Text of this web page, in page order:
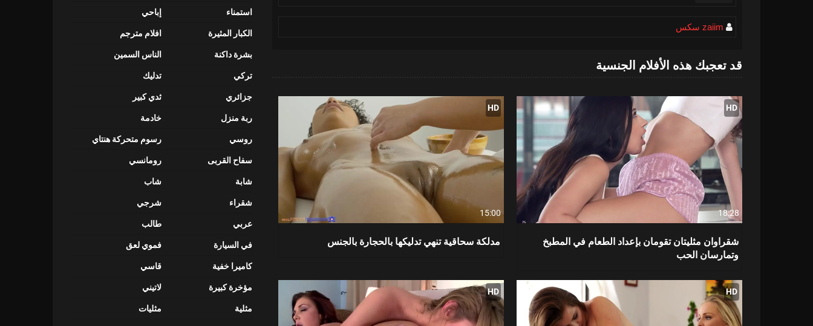
zaiim سكس
قد تعجبك هذه الأفلام الجنسية
HD
18:28
شقراوان مثليتان تقومان بإعداد الطعام في المطبخ
وتمارسان الحب
HD
15:00
مدلكة سحاقية تنهي تدليكها بالحجارة بالجنس
HD
HD
إباحي استمناء
افلام مترجم الكبار المثيرة
الناس السمين بشرة داكنة
تدليك تركي
ثدي كبير جزائري
خادمة ربة منزل
رسوم متحركة هنتاي روسي
رومانسي سفاح القربى
شاب شابة
شرجي شقراء
طالب عربي
فموي لعق في السيارة
قاسي كاميرا خفية
لاتيني مؤخرة كبيرة
مثليات مثلية